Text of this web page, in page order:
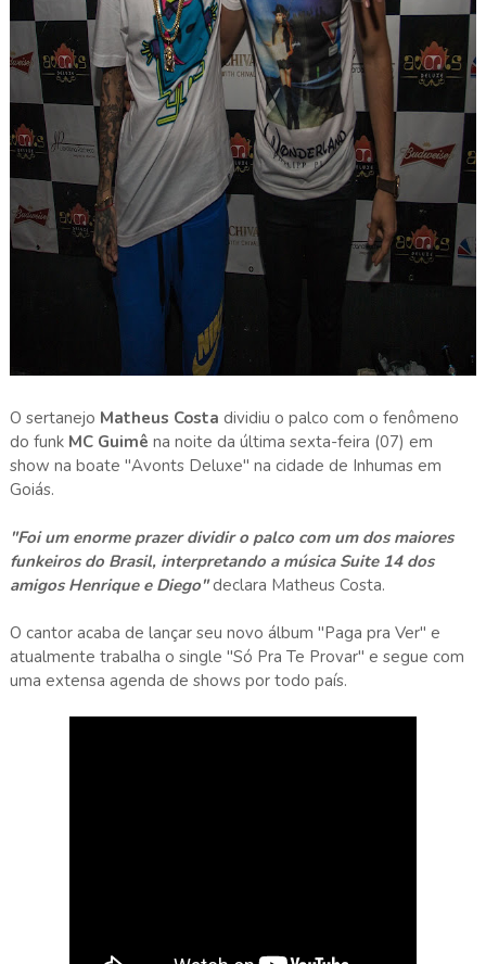
O sertanejo Matheus Costa dividiu o palco com o fenômeno
do funk MC Guimê na noite da última sexta-feira (07) em
show na boate "Avonts Deluxe" na cidade de Inhumas em
Goiás.
"Foi um enorme prazer dividir o palco com um dos maiores
funkeiros do Brasil, interpretando a música Suite 14 dos
amigos Henrique e Diego"declara Matheus Costa.
O cantor acaba de lançar seu novo álbum "Paga pra Ver" e
atualmente trabalha o single "Só Pra Te Provar" e segue com
uma extensa agenda de shows por todo país.